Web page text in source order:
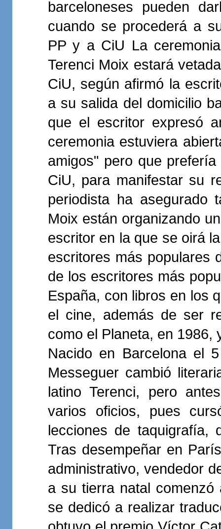
barceloneses pueden
cuando se procederá a
PP y a CiU La
Terenci Moix estará
CiU, según afirmó la
a su salida del domicilio
que el escritor expresó
ceremonia estuviera
amigos" pero que
CiU, para manifestar su
periodista ha asegurado
Moix están organizando
escritor en la que se oirá
escritores más populares
de los escritores más
España, con libros en los
el cine, además de ser
como el Planeta, en
Nacido en Barcelona el
Messeguer cambió
latino Terenci, pero
varios oficios, pues
lecciones de taquigrafía,
Tras desempeñar en
administrativo, vendedor
a su tierra natal
se dedicó a realizar